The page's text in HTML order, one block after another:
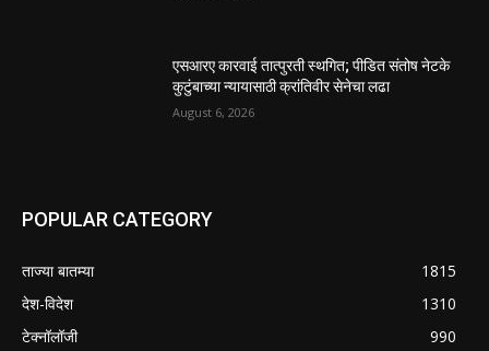
एसआरए कारवाई तात्पुरती स्थगित; पीडित संतोष नेटके
कुटुंबाच्या न्यायासाठी क्रांतिवीर सेनेचा लढा
August 6, 2026
POPULAR CATEGORY
ताज्या बातम्या
1815
देश-विदेश
1310
टेक्नॉलॉजी
990